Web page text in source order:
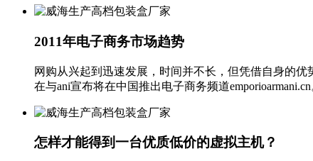
2011年电子商务市场趋势
网购从兴起到迅速发展，时间并不长，但凭借自身的
在与ani宣布将在中国推出电子商务频道
怎样才能得到一台优质低价的虚拟主机？